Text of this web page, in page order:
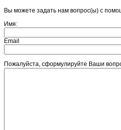
Вы можете задать нам вопрос(ы) с
Имя:
Email
Пожалуйста, сформулируйте Ваши